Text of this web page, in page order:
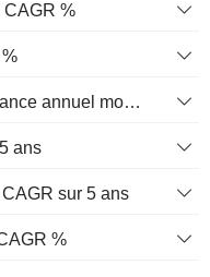
CAGR %
Dépôts totaux, taux de croissance annuel moyen sur 5 ans %.
ans
sur 5 ans
%